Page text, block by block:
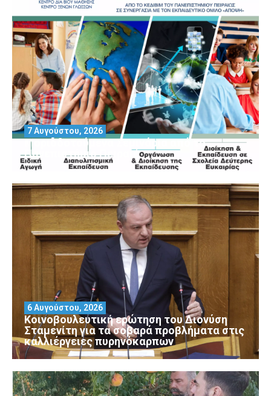
Μοριοδοτούμενα Σεμινάρια από το
Πανεπιστήμιο Πειραιά
7 Αυγούστου, 2026
Κοινοβουλευτική ερώτηση του Διονύση
Σταμενίτη για τα σοβαρά προβλήματα στις
καλλιέργειες πυρηνόκαρπων
6 Αυγούστου, 2026